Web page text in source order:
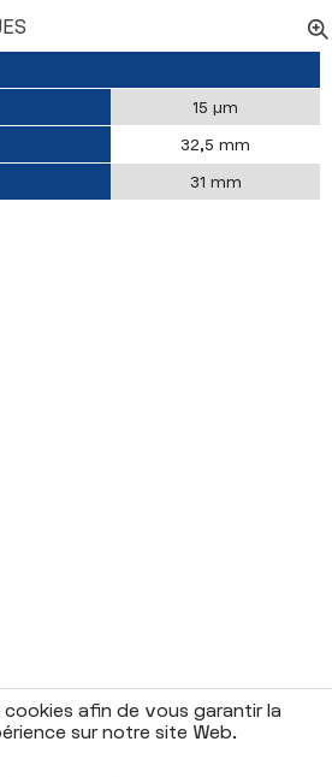
15 µm
32,5 mm
31 mm
afin de vous garantir la
sur notre site Web.